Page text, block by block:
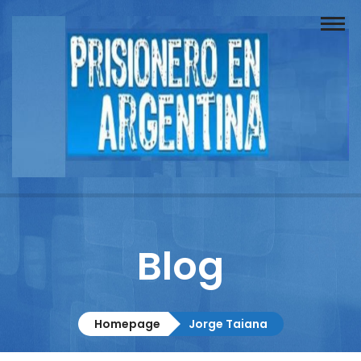
Buscador
Documentos
Columnistas
Contacto
Blog
Homepage Jorge Taiana